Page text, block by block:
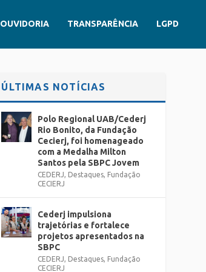
OUVIDORIA TRANSPARÊNCIA LGPD
ÚLTIMAS NOTÍCIAS
Polo Regional UAB/Cederj
Rio Bonito, da Fundação
Cecierj, foi homenageado
com a Medalha Milton
Santos pela SBPC Jovem
CEDERJ, Destaques, Fundação
CECIERJ
Cederj impulsiona
trajetórias e fortalece
projetos apresentados na
SBPC
CEDERJ, Destaques, Fundação
CECIERJ